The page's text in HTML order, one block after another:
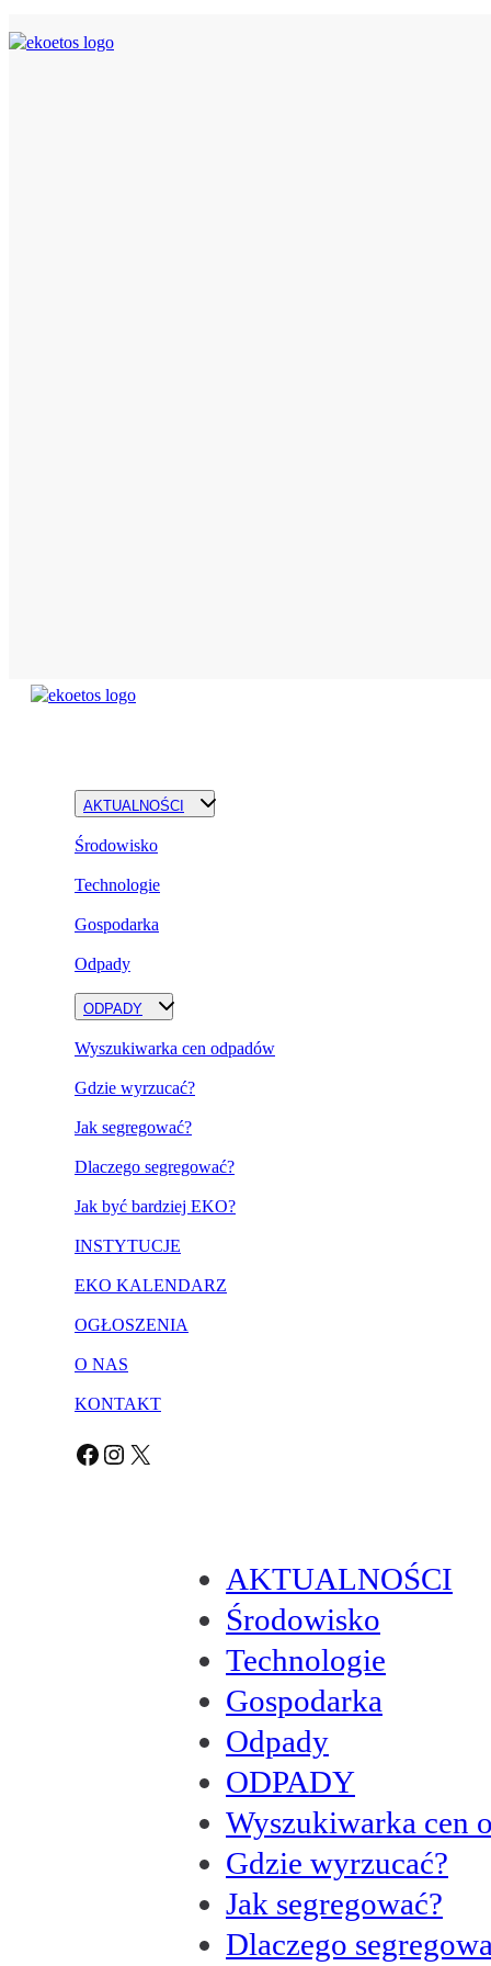
AKTUALNOŚCI
Środowisko
Technologie
Gospodarka
Odpady
ODPADY
Wyszukiwarka cen odpadów
Gdzie wyrzucać?
Jak segregować?
Dlaczego segregować?
Jak być bardziej EKO?
INSTYTUCJE
EKO KALENDARZ
OGŁOSZENIA
O NAS
KONTAKT
Facebook Instagram X
AKTUALNOŚCI
Środowisko
Technologie
Gospodarka
Odpady
ODPADY
Wyszukiwarka cen
Gdzie wyrzucać?
Jak segregować?
Dlaczego